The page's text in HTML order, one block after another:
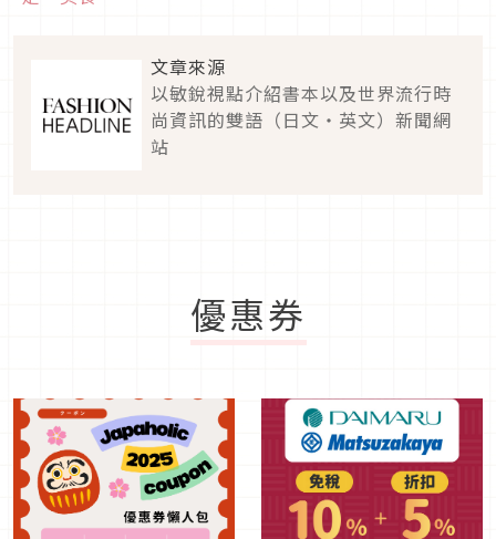
文章來源
以敏銳視點介紹書本以及世界流行時
尚資訊的雙語（日文・英文）新聞網
站
優惠券